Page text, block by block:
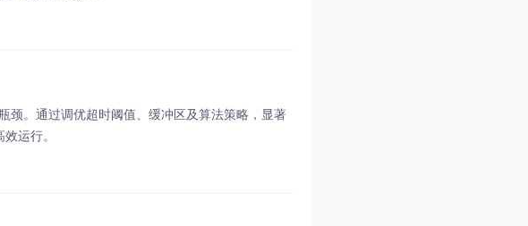
颈。通过调优超时阈值、缓冲区及算法策略，显著
运行。